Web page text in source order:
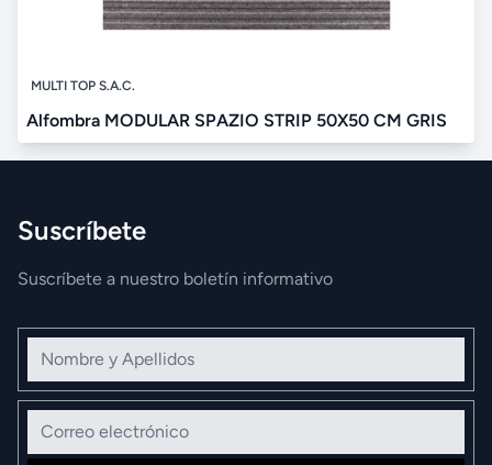
MULTI TOP S.A.C.
Alfombra MODULAR SPAZIO STRIP 50X50 CM GRIS
Suscríbete
Suscríbete a nuestro boletín informativo
Nombre y Apellidos
Correo electrónico